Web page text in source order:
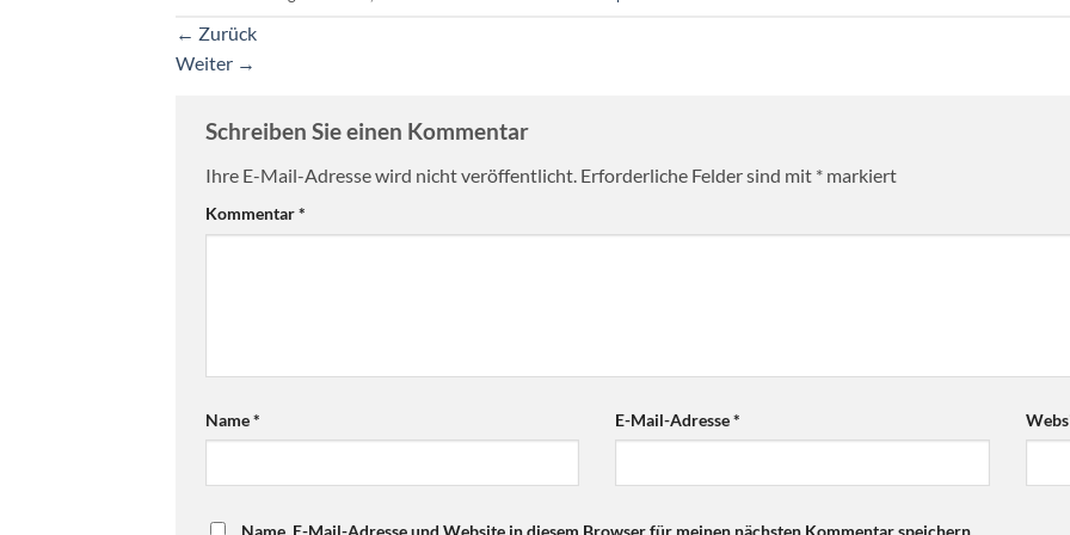
← Zurück
Weiter →
Schreiben Sie einen Kommentar
Ihre E-Mail-Adresse wird nicht veröffentlicht. Erforderliche Felder sind mit * markiert
Kommentar*
Name* E-Mail-Adresse*
Name, E-Mail-Adresse und Website in diesem Browser für meinen nächsten Kommentar speichern.